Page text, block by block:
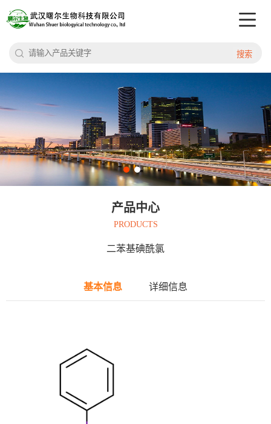
搜索
产品中心
PRODUCTS
二苯基碘酰氯
基本信息 详细信息